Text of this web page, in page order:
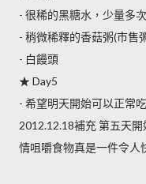
- 很稀的黑糖水，少量多
- 稍微稀釋的香菇粥(市售
- 白饅頭
★ Day5
- 希望明天開始可以正常
2012.12.18補充 第五天
情咀嚼食物真是一件令人